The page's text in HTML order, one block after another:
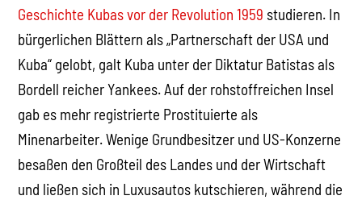
Geschichte Kubas vor der Revolution 1959 studieren. In
bürgerlichen Blättern als „Partnerschaft der USA und
Kuba“ gelobt, galt Kuba unter der Diktatur Batistas als
Bordell reicher Yankees. Auf der rohstoffreichen Insel
gab es mehr registrierte Prostituierte als
Minenarbeiter. Wenige Grundbesitzer und US-Konzerne
besaßen den Großteil des Landes und der Wirtschaft
und ließen sich in Luxusautos kutschieren, während die